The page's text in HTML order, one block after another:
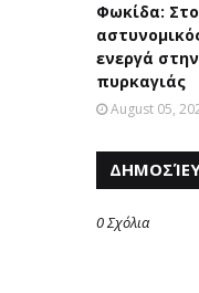
Φωκίδα:
ενεργά
πυρκαγιάς
August 05,
0 Σχόλια